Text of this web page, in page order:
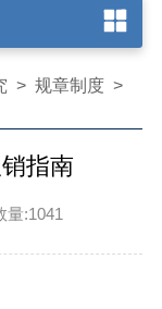
> 规章制度>
指南
量:1041